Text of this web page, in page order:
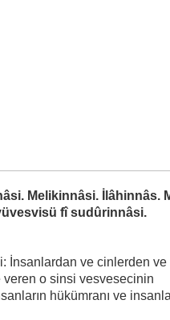
Melikinnâsi. İlâhinnâs.
fî sudûrinnâsi.
İnsanlardan ve cinlerden ve
o sinsi vesvesecinin
hükümranı ve